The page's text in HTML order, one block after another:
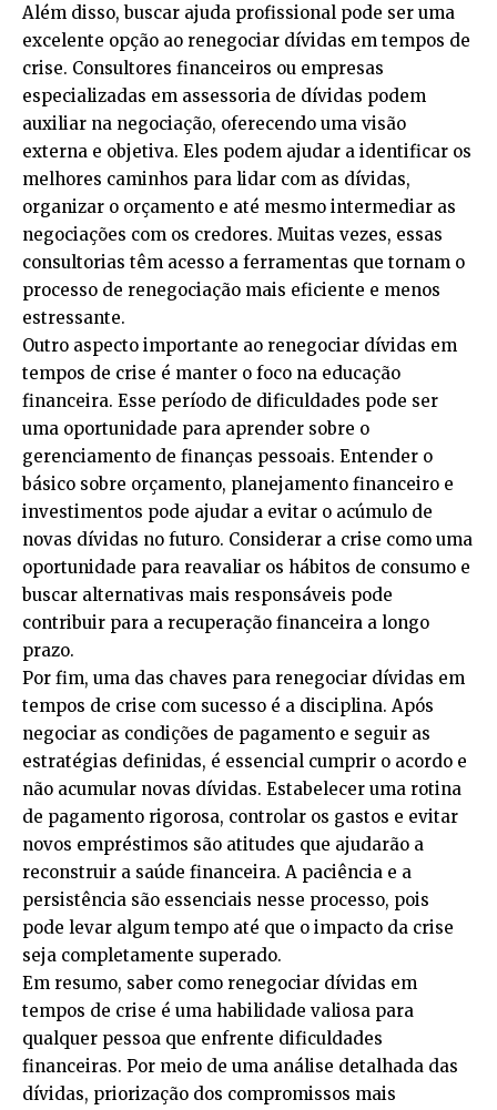
Além disso, buscar ajuda profissional pode ser uma
excelente opção ao renegociar dívidas em tempos de
crise. Consultores financeiros ou empresas
especializadas em assessoria de dívidas podem
auxiliar na negociação, oferecendo uma visão
externa e objetiva. Eles podem ajudar a identificar os
melhores caminhos para lidar com as dívidas,
organizar o orçamento e até mesmo intermediar as
negociações com os credores. Muitas vezes, essas
consultorias têm acesso a ferramentas que tornam o
processo de renegociação mais eficiente e menos
estressante.
Outro aspecto importante ao renegociar dívidas em
tempos de crise é manter o foco na educação
financeira. Esse período de dificuldades pode ser
uma oportunidade para aprender sobre o
gerenciamento de finanças pessoais. Entender o
básico sobre orçamento, planejamento financeiro e
investimentos pode ajudar a evitar o acúmulo de
novas dívidas no futuro. Considerar a crise como uma
oportunidade para reavaliar os hábitos de consumo e
buscar alternativas mais responsáveis pode
contribuir para a recuperação financeira a longo
prazo.
Por fim, uma das chaves para renegociar dívidas em
tempos de crise com sucesso é a disciplina. Após
negociar as condições de pagamento e seguir as
estratégias definidas, é essencial cumprir o acordo e
não acumular novas dívidas. Estabelecer uma rotina
de pagamento rigorosa, controlar os gastos e evitar
novos empréstimos são atitudes que ajudarão a
reconstruir a saúde financeira. A paciência e a
persistência são essenciais nesse processo, pois
pode levar algum tempo até que o impacto da crise
seja completamente superado.
Em resumo, saber como renegociar dívidas em
tempos de crise é uma habilidade valiosa para
qualquer pessoa que enfrente dificuldades
financeiras. Por meio de uma análise detalhada das
dívidas, priorização dos compromissos mais